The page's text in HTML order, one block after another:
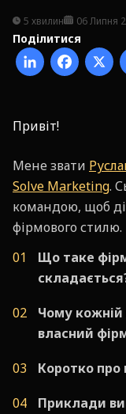
5 хвилин 06 Липня
Поділитися
Привіт!
Мене звати
Solve Marketing.
командою, щоб
фірмового стилю.
Що таке
Чому
власний
Коротко про
Приклади